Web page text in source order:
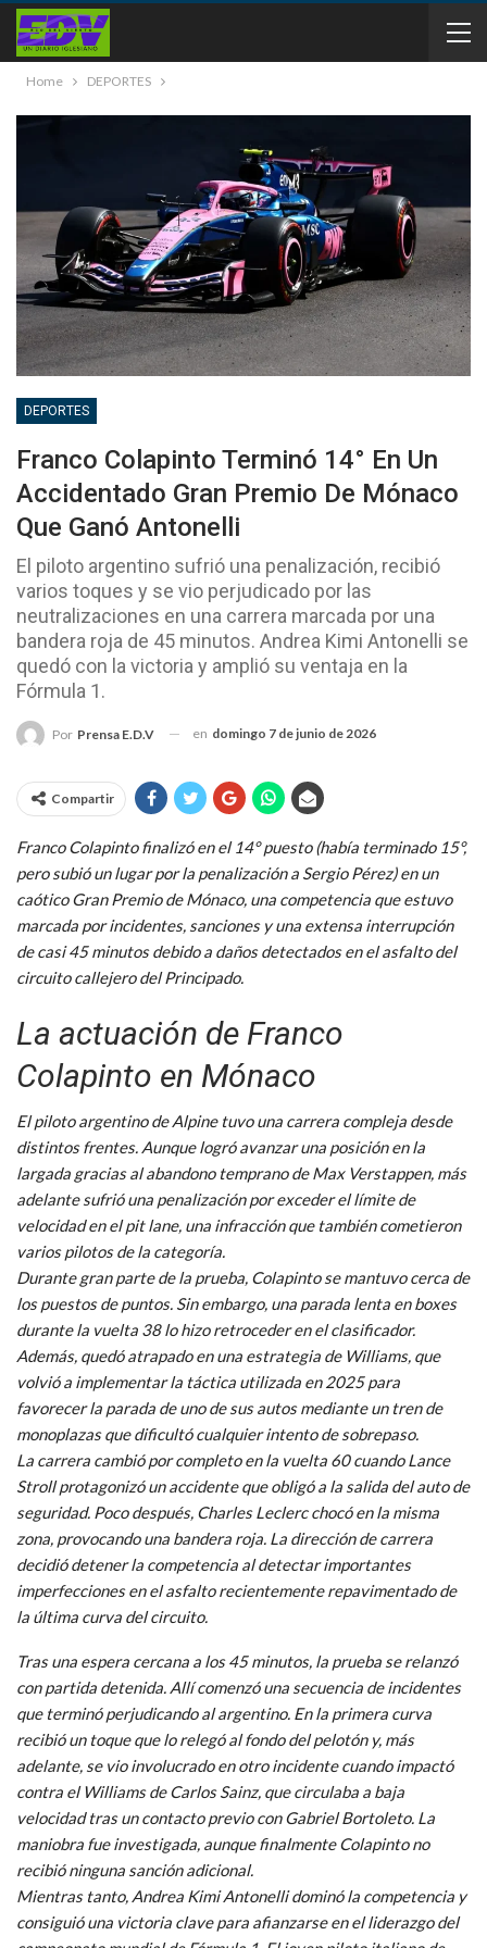
Home DEPORTES
DEPORTES
Franco Colapinto Terminó 14° En Un
Accidentado Gran Premio De Mónaco
Que Ganó Antonelli
El piloto argentino sufrió una penalización, recibió
varios toques y se vio perjudicado por las
neutralizaciones en una carrera marcada por una
bandera roja de 45 minutos. Andrea Kimi Antonelli se
quedó con la victoria y amplió su ventaja en la
Fórmula 1.
Por Prensa E.D.V en domingo 7 de junio de 2026
Compartir
Franco Colapinto finalizó en el 14° puesto (había terminado 15°,
pero subió un lugar por la penalización a Sergio Pérez) en un
caótico Gran Premio de Mónaco, una competencia que estuvo
marcada por incidentes, sanciones y una extensa interrupción
de casi 45 minutos debido a daños detectados en el asfalto del
circuito callejero del Principado.
La actuación de Franco
Colapinto en Mónaco
El piloto argentino de Alpine tuvo una carrera compleja desde
distintos frentes. Aunque logró avanzar una posición en la
largada gracias al abandono temprano de Max Verstappen, más
adelante sufrió una penalización por exceder el límite de
velocidad en el pit lane, una infracción que también cometieron
varios pilotos de la categoría.
Durante gran parte de la prueba, Colapinto se mantuvo cerca de
los puestos de puntos. Sin embargo, una parada lenta en boxes
durante la vuelta 38 lo hizo retroceder en el clasificador.
Además, quedó atrapado en una estrategia de Williams, que
volvió a implementar la táctica utilizada en 2025 para
favorecer la parada de uno de sus autos mediante un tren de
monoplazas que dificultó cualquier intento de sobrepaso.
La carrera cambió por completo en la vuelta 60 cuando Lance
Stroll protagonizó un accidente que obligó a la salida del auto de
seguridad. Poco después, Charles Leclerc chocó en la misma
zona, provocando una bandera roja. La dirección de carrera
decidió detener la competencia al detectar importantes
imperfecciones en el asfalto recientemente repavimentado de
la última curva del circuito.
Tras una espera cercana a los 45 minutos, la prueba se relanzó
con partida detenida. Allí comenzó una secuencia de incidentes
que terminó perjudicando al argentino. En la primera curva
recibió un toque que lo relegó al fondo del pelotón y, más
adelante, se vio involucrado en otro incidente cuando impactó
contra el Williams de Carlos Sainz, que circulaba a baja
velocidad tras un contacto previo con Gabriel Bortoleto. La
maniobra fue investigada, aunque finalmente Colapinto no
recibió ninguna sanción adicional.
Mientras tanto, Andrea Kimi Antonelli dominó la competencia y
consiguió una victoria clave para afianzarse en el liderazgo del